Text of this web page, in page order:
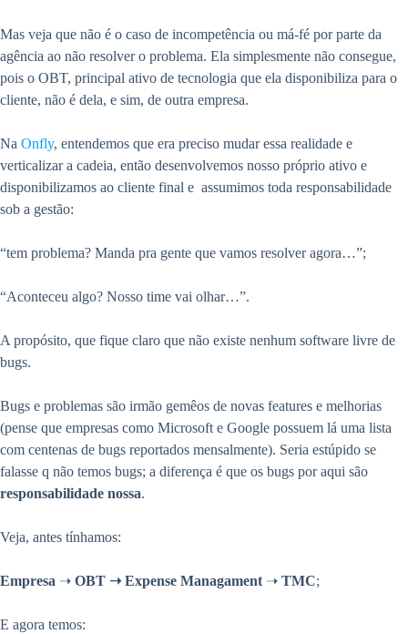
Mas veja que não é o caso de incompetência ou má-fé por parte da
agência ao não resolver o problema. Ela simplesmente não consegue,
pois o OBT, principal ativo de tecnologia que ela disponibiliza para o
cliente, não é dela, e sim, de outra empresa.
Na Onfly, entendemos que era preciso mudar essa realidade e
verticalizar a cadeia, então desenvolvemos nosso próprio ativo e
disponibilizamos ao cliente final e assumimos toda responsabilidade
sob a gestão:
“tem problema? Manda pra gente que vamos resolver agora…”;
“Aconteceu algo? Nosso time vai olhar…”.
A propósito, que fique claro que não existe nenhum software livre de
bugs.
Bugs e problemas são irmão gemêos de novas features e melhorias
(pense que empresas como Microsoft e Google possuem lá uma lista
com centenas de bugs reportados mensalmente). Seria estúpido se
falasse q não temos bugs; a diferença é que os bugs por aqui são
responsabilidade nossa.
Veja, antes tínhamos:
Empresa ➝ OBT ➝ Expense Managament➝ TMC;
E agora temos: